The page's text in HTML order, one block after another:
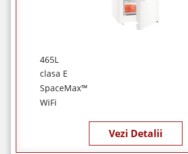
465L
clasa E
SpaceMax™
WiFi
Vezi Detalii